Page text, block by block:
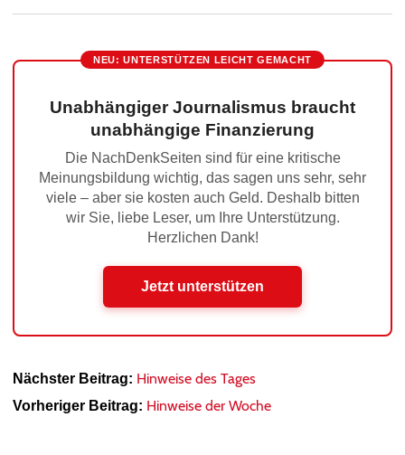
NEU: UNTERSTÜTZEN LEICHT GEMACHT
Unabhängiger Journalismus braucht
unabhängige Finanzierung
Die NachDenkSeiten sind für eine kritische
Meinungsbildung wichtig, das sagen uns sehr, sehr
viele – aber sie kosten auch Geld. Deshalb bitten
wir Sie, liebe Leser, um Ihre Unterstützung.
Herzlichen Dank!
Jetzt unterstützen
Nächster Beitrag: Hinweise des Tages
Vorheriger Beitrag: Hinweise der Woche